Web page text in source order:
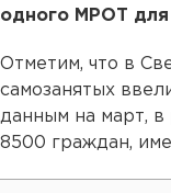
одного МРОТ для
Отметим, что в
самозанятых
данным на март, в
8500 граждан,